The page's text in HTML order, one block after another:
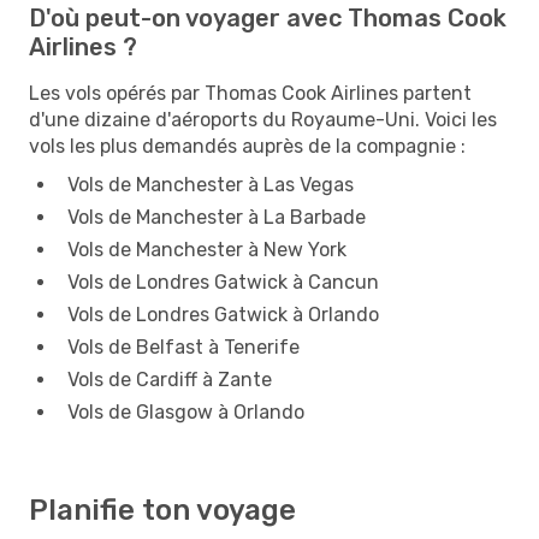
D'où peut-on voyager avec Thomas Cook
Airlines ?
Les vols opérés par Thomas Cook Airlines partent
d'une dizaine d'aéroports du Royaume-Uni. Voici les
vols les plus demandés auprès de la compagnie :
Vols de Manchester à Las Vegas
Vols de Manchester à La Barbade
Vols de Manchester à New York
Vols de Londres Gatwick à Cancun
Vols de Londres Gatwick à Orlando
Vols de Belfast à Tenerife
Vols de Cardiff à Zante
Vols de Glasgow à Orlando
Planifie ton voyage